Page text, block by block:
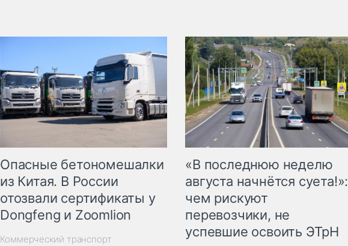
Опасные бетономешалки
из Китая. В России
отозвали сертификаты у
Dongfeng и Zoomlion
Коммерческий транспорт
«В последнюю неделю
августа начнётся суета!»:
чем рискуют
перевозчики, не
успевшие освоить ЭТрН